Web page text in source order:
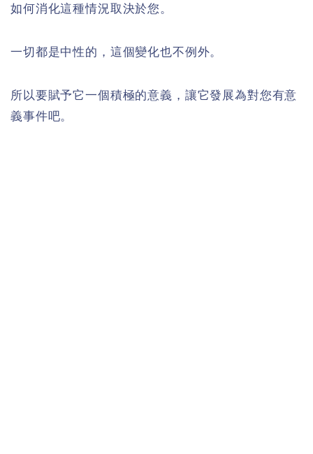
如何消化這種情況取決於您。
一切都是中性的，這個變化也不例外。
所以要賦予它一個積極的意義，讓它發展為對您有意
義事件吧。